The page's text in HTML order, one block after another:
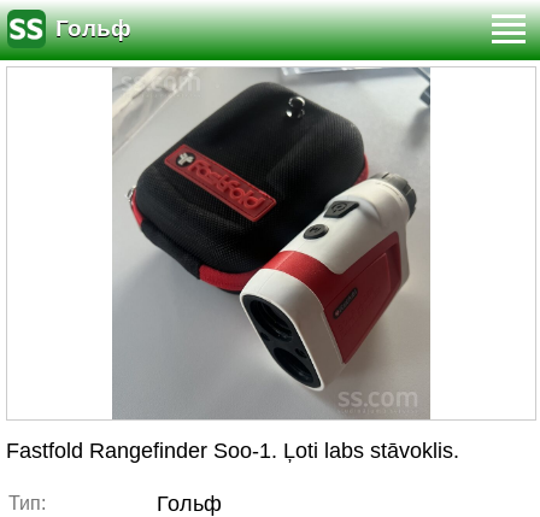
Гольф
Fastfold Rangefinder Soo-1. Ļoti labs stāvoklis.
Тип: Гольф